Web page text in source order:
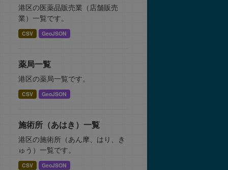
港区の医薬品販売業（店舗販売
業）一覧です。
CSV GeoJSON
薬局一覧
港区の薬局一覧です。
CSV GeoJSON
施術所（あはき）一覧
港区の施術所（あん摩、はり、き
ゅう）一覧です。
CSV GeoJSON